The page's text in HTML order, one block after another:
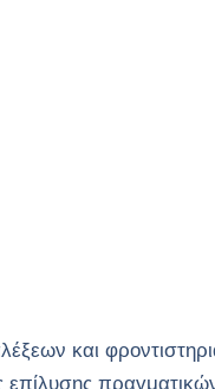
και
επίλυσης